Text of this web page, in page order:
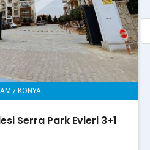
/ KONYA
Serra Park Evleri 3+1